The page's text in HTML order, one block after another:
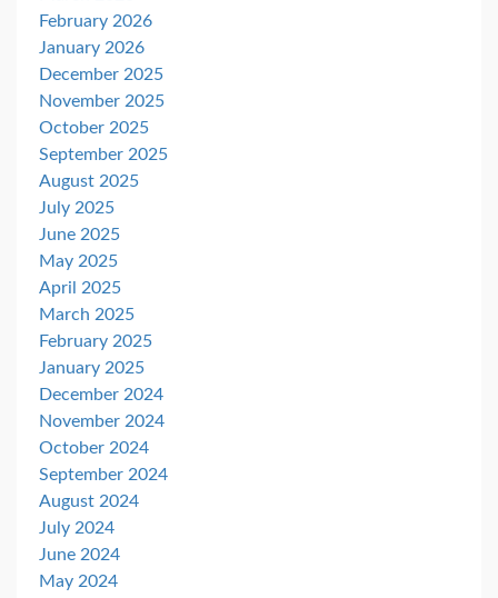
February 2026
January 2026
December 2025
November 2025
October 2025
September 2025
August 2025
July 2025
June 2025
May 2025
April 2025
March 2025
February 2025
January 2025
December 2024
November 2024
October 2024
September 2024
August 2024
July 2024
June 2024
May 2024